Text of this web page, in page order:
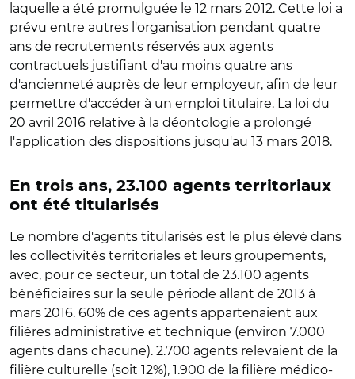
laquelle a été promulguée le 12 mars 2012. Cette loi a
prévu entre autres l'organisation pendant quatre
ans de recrutements réservés aux agents
contractuels justifiant d'au moins quatre ans
d'ancienneté auprès de leur employeur, afin de leur
permettre d'accéder à un emploi titulaire. La loi du
20 avril 2016 relative à la déontologie a prolongé
l'application des dispositions jusqu'au 13 mars 2018.
En trois ans, 23.100 agents territoriaux
ont été titularisés
Le nombre d'agents titularisés est le plus élevé dans
les collectivités territoriales et leurs groupements,
avec, pour ce secteur, un total de 23.100 agents
bénéficiaires sur la seule période allant de 2013 à
mars 2016. 60% de ces agents appartenaient aux
filières administrative et technique (environ 7.000
agents dans chacune). 2.700 agents relevaient de la
filière culturelle (soit 12%), 1.900 de la filière médico-